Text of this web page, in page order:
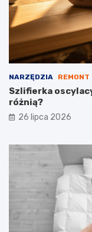
NARZĘDZIA REMONT
Szlifierka
różnią?
26 lipca 2026